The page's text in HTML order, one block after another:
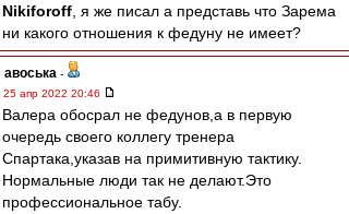
Nikiforoff , я же писал а представь что Зарема
ни какого отношения к федуну не имеет?
авоська -
25 апр 2022 20:46
Валера обосрал не федунов,а в первую
очередь своего коллегу тренера
Спартака,указав на примитивную тактику.
Нормальные люди так не делают.Это
профессиональное табу.